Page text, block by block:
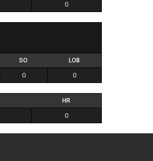
0
SO LOB
0 0
HR
0